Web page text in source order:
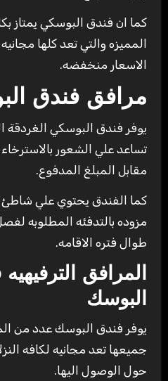
كما ان فندق البوسكي يمتاز
المميزه والتي تعد كلها مجانيه
الاسعار منخفضه.
مرافق فندق
يوفر فندق البوسكي الغردقة
تساعد علي الشعور بالاسترخاء
مقابل المبلغ المدفوع.
كما الفندق يحتوي علي
مزوده بالتدفئه المطلوبه
طوال فتره الاقامه.
المرافق
البوسك
يوفر فندق البوسك عدد من
جميعها تعد مجانيه لكافه
حول الوصول اليها.